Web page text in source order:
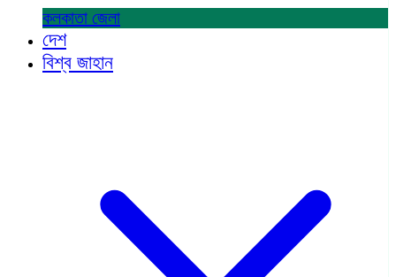
কলকাতা জেলা
দেশ
বিশ্ব জাহান